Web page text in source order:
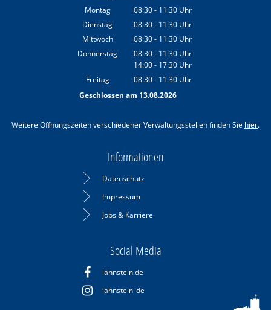
Montag 08:30- 11:30 Uhr
Von 08:30 bis 11:30 Uhr
Dienstag 08:30- 11:30 Uhr
Von 08:30 bis 11:30 Uhr
Mittwoch 08:30- 11:30 Uhr
Von 08:30 bis 11:30 Uhr
Donnerstag 08:30- 11:30 Uhr
Von 08:30 bis 11:30 Uhr
14:00- 17:30 Uhr
Von 14:00 bis 17:30 Uhr
Freitag 08:30- 11:30 Uhr
Von 08:30 bis 11:30 Uhr
Geschlossen am 13.08.2026
Weitere Öffnungszeiten verschiedener Verwaltungsstellen finden Sie hier.
Informationen
Datenschutz
Impressum
Jobs & Karriere
Social Media
lahnstein.de
lahnstein_de